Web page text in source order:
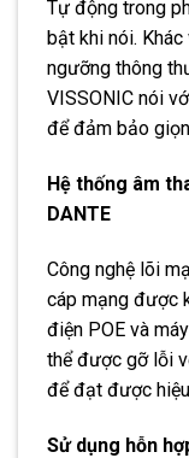
Tự động trong
bật khi nói.
ngưỡng thông
VISSONIC nói
để đảm bảo
Hệ thống âm
DANTE
Công nghệ lõi
cáp mạng được
điện POE và
thể được gỡ lỗi
để đạt được
Sử dụng hỗn